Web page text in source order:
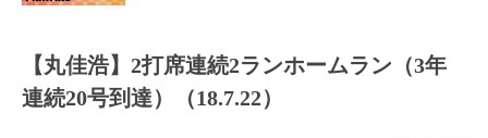
【丸佳浩】2打席連続2ランホームラン（3年
連続20号到達）（18.7.22）